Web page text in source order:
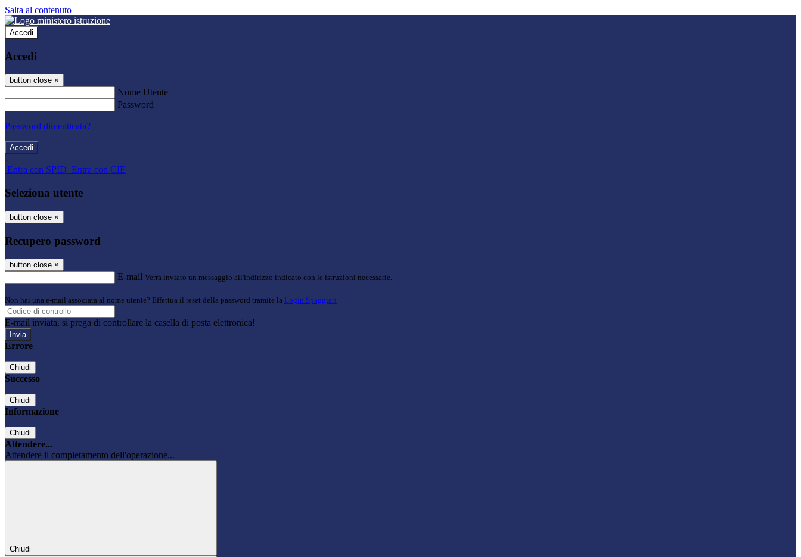
Salta al contenuto
Accedi
Accedi
button close ×
Nome Utente
Password
Password dimenticata?
-
Entra con SPID Entra con CIE
Seleziona utente
button close ×
Recupero password
button close ×
E-mail Verrà inviato un messaggio all'indirizzo indicato con le istruzioni necessarie.
Non hai una e-mail associata al nome utente? Effettua il reset della password tramite la Login Spaggiari
E-mail inviata, si prega di controllare la casella di posta elettronica!
Errore
Chiudi
Successo
Chiudi
Informazione
Chiudi
Attendere...
Attendere il completamento dell'operazione...
Chiudi